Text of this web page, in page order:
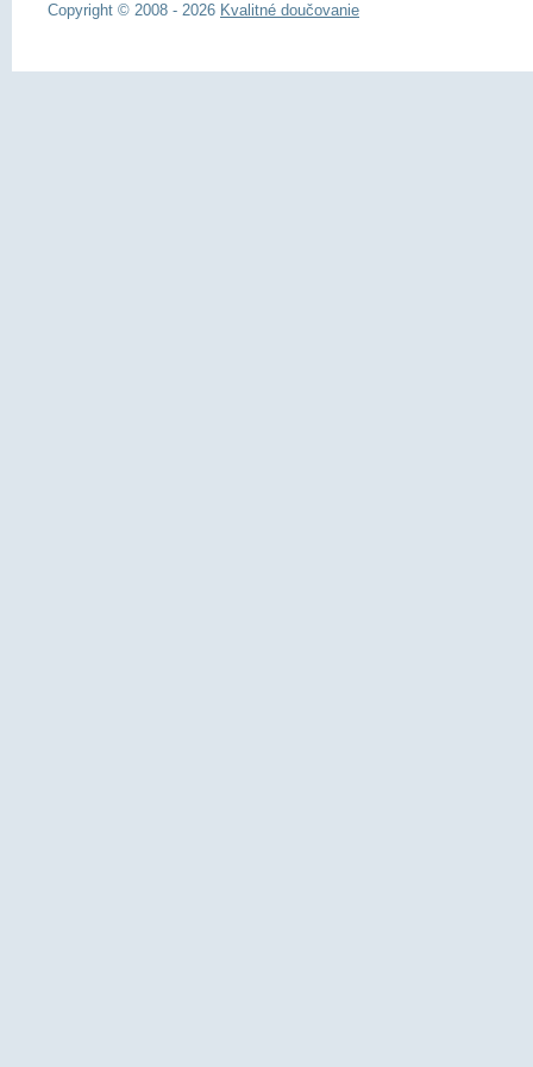
Copyright © 2008 - 2026 Kvalitné doučovanie